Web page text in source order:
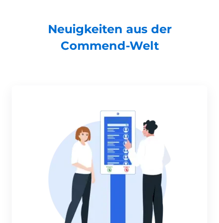
Neuigkeiten aus der
Commend-Welt